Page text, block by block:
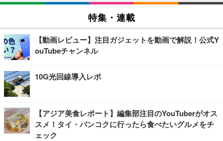
特集・連載
【動画レビュー】注目ガジェットを動画で解説！公式Y
ouTubeチャンネル
10G光回線導入レポ
【アジア美食レポート】編集部注目のYouTuberがオス
スメ！タイ・バンコクに行ったら食べたいグルメをチ
ェック